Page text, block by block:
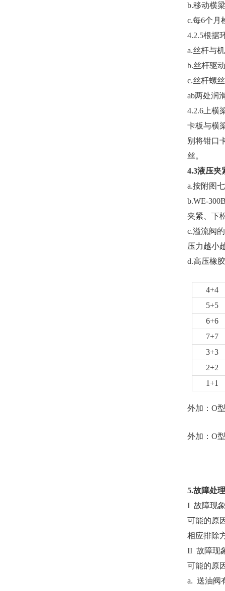
b.移动横
c.每6个月
4.2.5根据
a.丝杆与
b.丝杆驱
c.丝杆螺
ab两处润
4.2.6上横
卡板与横
别将钳口
丝。
4.3液压夹
a.按附图
b.WE-3
夹紧、下
c.溢流阀
压力越小
d.高压橡
4+4
5+5
6+6
7+7
3+3
2+2
1+1
外加：O
外加：O
5.故障处理
I 故障现
可能的原
相应排除
II 故障现
可能的原
a. 送油阀